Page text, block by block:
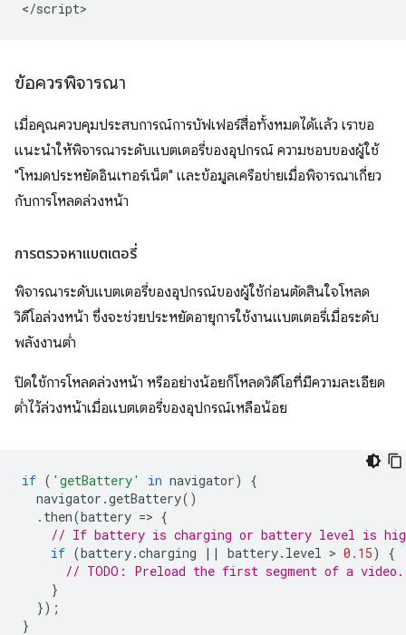
ข้อควรพิจารณา
เมื่อคุณควบคุมประสบการณ์การบัฟเฟอร์สื่อทั้งหมดได้แล้ว เราขอ
แนะนำให้พิจารณาระดับแบตเตอรี่ของอุปกรณ์ ความชอบของผู้ใช้
"โหมดประหยัดอินเทอร์เน็ต" และข้อมูลเครือข่ายเมื่อพิจารณาเกี่ยว
กับการโหลดล่วงหน้า
การตรวจหาแบตเตอรี่
พิจารณาระดับแบตเตอรี่ของอุปกรณ์ของผู้ใช้ก่อนตัดสินใจโหลด
วิดีโอล่วงหน้า ซึ่งจะช่วยประหยัดอายุการใช้งานแบตเตอรี่เมื่อระดับ
พลังงานต่ำ
ปิดใช้การโหลดล่วงหน้า หรืออย่างน้อยก็โหลดวิดีโอที่มีความละเอียด
ต่ำไว้ล่วงหน้าเมื่อแบตเตอรี่ของอุปกรณ์เหลือน้อย
if ( 'getBattery' in navigator)
{
navigator .getBattery()
. then(battery => {
// If battery is charging or battery level is high
if (battery.charging || battery. level > 0.15)
{
// TODO: Preload the first segment of a video.
}
});
}